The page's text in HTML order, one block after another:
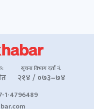
सूचना विभाग दर्ता नं.
२१४ / ०७३–७४
1-4796489